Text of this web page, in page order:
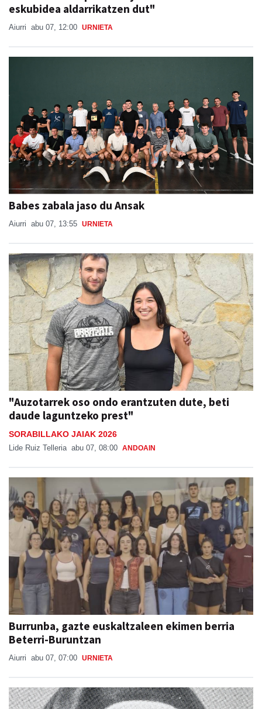
eskubidea aldarrikatzen dut"
Aiurri abu 07, 12:00 URNIETA
Babes zabala jaso du Ansak
Aiurri abu 07, 13:55 URNIETA
"Auzotarrek oso ondo erantzuten dute, beti
daude laguntzeko prest"
SORABILLAKO JAIAK 2026
Lide Ruiz Telleria abu 07, 08:00 ANDOAIN
Burrunba, gazte euskaltzaleen ekimen berria
Beterri-Buruntzan
Aiurri abu 07, 07:00 URNIETA